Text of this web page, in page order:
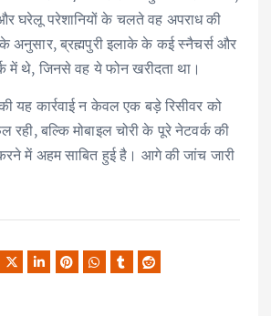
घरेलू परेशानियों के चलते वह अपराध की
अनुसार, ब्रह्मपुरी इलाके के कई स्नैचर्स और
में थे, जिनसे वह ये फोन खरीदता था।
यह कार्रवाई न केवल एक बड़े रिसीवर को
रही, बल्कि मोबाइल चोरी के पूरे नेटवर्क की
में अहम साबित हुई है। आगे की जांच जारी